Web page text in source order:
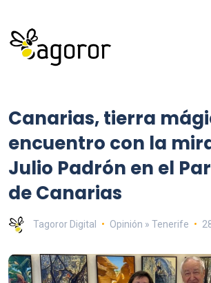
Canarias, tierra
encuentro con la
Julio Padrón en el
de Canarias
Tagoror Digital Opinión » Tenerife